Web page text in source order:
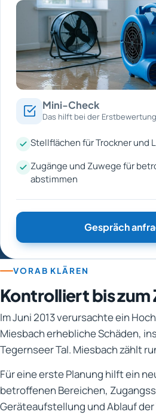
Mini-Check
Das hilft bei der Erstbewertung
Stellflächen für Trockner und
Zugänge und Zuwege für
abstimmen
Gespräch
VORAB KLÄREN
Kontrolliert bis
Im Juni 2013 verursachte ein
Miesbach erhebliche Schäden,
Tegernseer Tal. Miesbach zählt
Für eine erste Planung hilft ein
betroffenen Bereichen,
Geräteaufstellung und Ablauf